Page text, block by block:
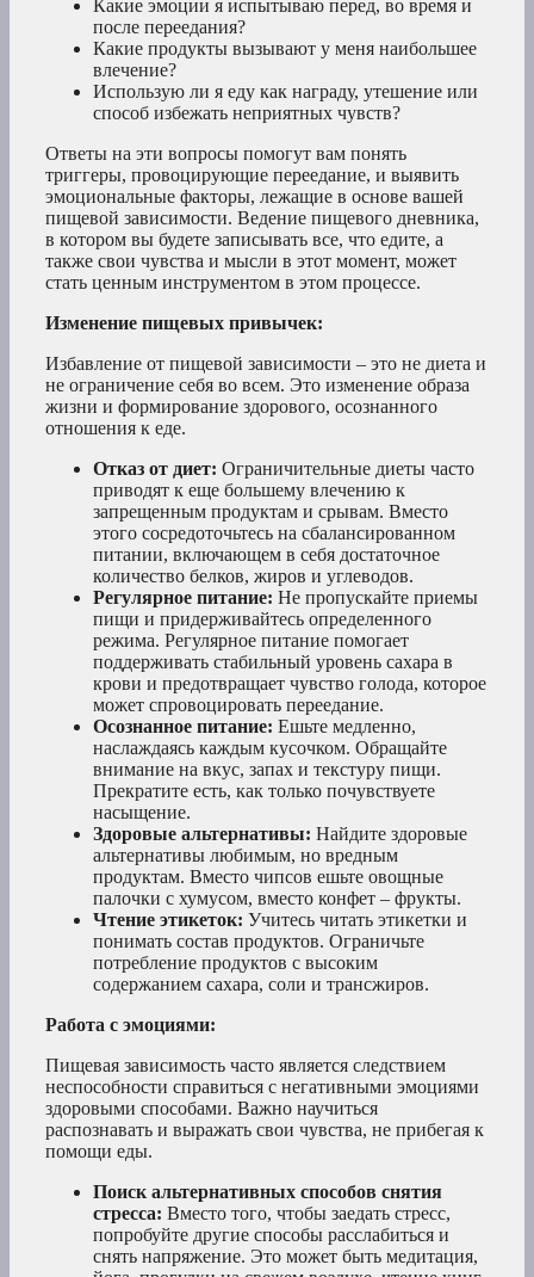
Какие эмоции я испытываю перед, во время и
после переедания?
Какие продукты вызывают у меня наибольшее
влечение?
Использую ли я еду как награду, утешение или
способ избежать неприятных чувств?
Ответы на эти вопросы помогут вам понять
триггеры, провоцирующие переедание, и выявить
эмоциональные факторы, лежащие в основе вашей
пищевой зависимости. Ведение пищевого дневника,
в котором вы будете записывать все, что едите, а
также свои чувства и мысли в этот момент, может
стать ценным инструментом в этом процессе.
Изменение пищевых привычек:
Избавление от пищевой зависимости – это не диета и
не ограничение себя во всем. Это изменение образа
жизни и формирование здорового, осознанного
отношения к еде.
Отказ от диет: Ограничительные диеты часто
приводят к еще большему влечению к
запрещенным продуктам и срывам. Вместо
этого сосредоточьтесь на сбалансированном
питании, включающем в себя достаточное
количество белков, жиров и углеводов.
Регулярное питание: Не пропускайте приемы
пищи и придерживайтесь определенного
режима. Регулярное питание помогает
поддерживать стабильный уровень сахара в
крови и предотвращает чувство голода, которое
может спровоцировать переедание.
Осознанное питание: Ешьте медленно,
наслаждаясь каждым кусочком. Обращайте
внимание на вкус, запах и текстуру пищи.
Прекратите есть, как только почувствуете
насыщение.
Здоровые альтернативы: Найдите здоровые
альтернативы любимым, но вредным
продуктам. Вместо чипсов ешьте овощные
палочки с хумусом, вместо конфет – фрукты.
Чтение этикеток: Учитесь читать этикетки и
понимать состав продуктов. Ограничьте
потребление продуктов с высоким
содержанием сахара, соли и трансжиров.
Работа с эмоциями:
Пищевая зависимость часто является следствием
неспособности справиться с негативными эмоциями
здоровыми способами. Важно научиться
распознавать и выражать свои чувства, не прибегая к
помощи еды.
Поиск альтернативных способов снятия
стресса: Вместо того, чтобы заедать стресс,
попробуйте другие способы расслабиться и
снять напряжение. Это может быть медитация,